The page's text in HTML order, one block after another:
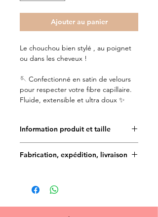
Ajouter au panier
Le chouchou bien stylé , au poignet
ou dans les cheveux !
🪡 Confectionné en satin de velours
pour respecter votre fibre capillaire.
Fluide, extensible et ultra doux ✨
Information produit et taille
choix des matériaux, ils sont de
maîtres.
Fabrication, expédition, livraison
Délais de livraison en France